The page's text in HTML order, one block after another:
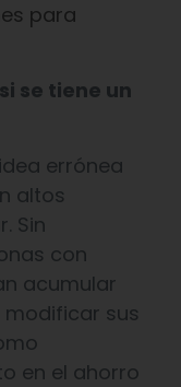
para
se tiene un
errónea
altos
Sin
con
acumular
sus
en el ahorro